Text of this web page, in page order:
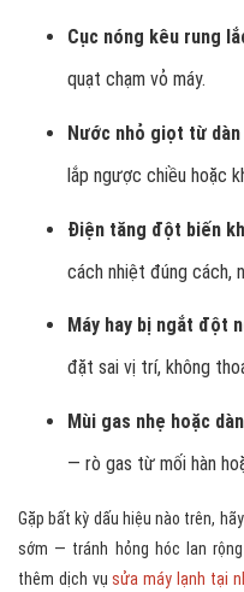
Cục nóng kêu rung
quạt chạm vỏ máy.
Nước nhỏ giọt từ dàn
lắp ngược chiều hoặc
Điện tăng đột biến
cách nhiệt đúng cách,
Máy hay bị ngắt đột
đặt sai vị trí, không
Mùi gas nhẹ hoặc
— rò gas từ mối hàn
Gặp bất kỳ dấu hiệu nào trên,
sớm — tránh hỏng hóc lan
thêm dịch vụsửa máy lạnh tại